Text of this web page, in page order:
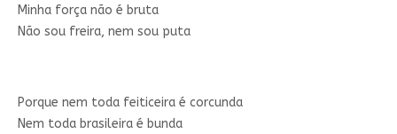
Minha força não é bruta
Não sou freira, nem sou puta
Porque nem toda feiticeira é corcunda
Nem toda brasileira é bunda